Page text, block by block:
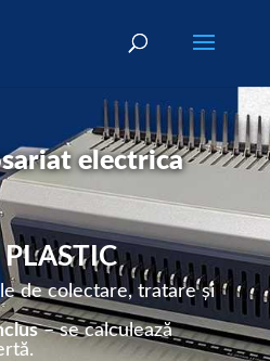
electrica
de colectare, tratare și
– se calculează